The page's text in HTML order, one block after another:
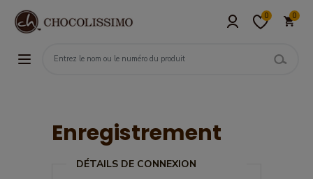
0 0
Enregistrement
DÉTAILS DE CONNEXION